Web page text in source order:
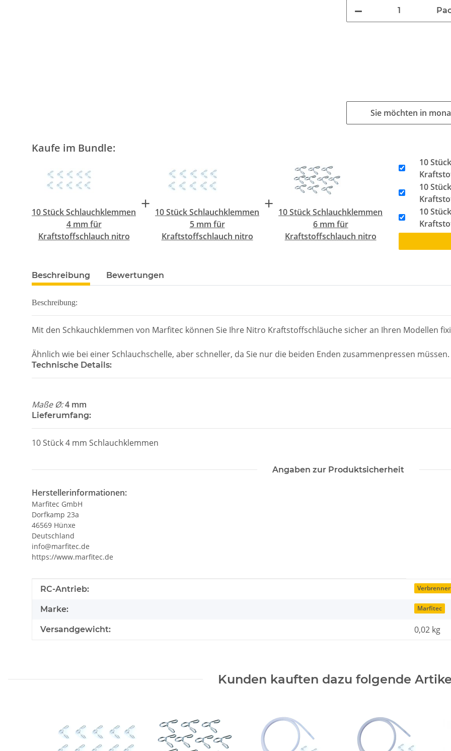
Sie möchten in
Kaufe im Bundle:
10 Stück Schlauchklemmen
4 mm für
Kraftstoffschlauch nitro
+ 10 Stück Schlauchklemmen
5 mm für
Kraftstoffschlauch nitro
+ 10 Stück Schlauchklemmen
6 mm für
Kraftstoffschlauch nitro
10
10
10
Beschreibung Bewertungen
Beschreibung:
Mit den Schkauchklemmen von Marfitec können Sie Ihre Nitro Kraftstoffschläuche sicher an Ihren Modellen
Ähnlich wie bei einer Schlauchschelle, aber schneller, da Sie nur die beiden Enden zusammenpressen müssen.
Technische Details:
Maße Ø:4 mm
Lieferumfang:
10 Stück 4 mm Schlauchklemmen
Angaben zur Produktsicherheit
Herstellerinformationen:
Marfitec GmbH
Dorfkamp 23a
46569 Hünxe
Deutschland
info@marfitec.de
https://www.marfitec.de
Produkteigenschaft
Wert
RC-Antrieb: Verbrenner
Marke: Marfitec
Versandgewicht: 0,02 kg
Kunden kauften dazu folgende